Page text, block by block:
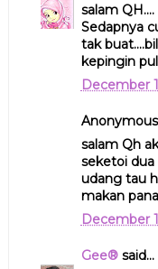
salam QH....
Sedapnya
tak
kepingin
December
Anonymous
salam Qh
seketoi dua
udang tau
makan
December
Gee®said...